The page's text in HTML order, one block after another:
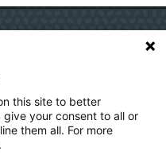
op maat
this site to better
give your consent to all or
them all. For more